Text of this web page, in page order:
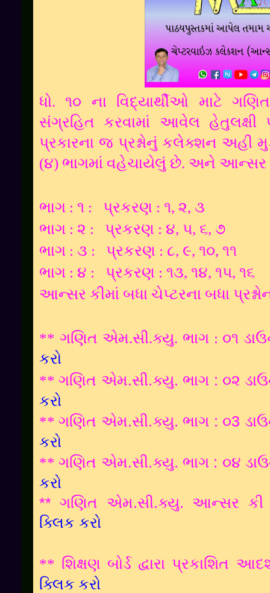
ધો. ૧૦ ના વિદ્યાર્થીઓ માટે
સંગ્રહિત કરવામાં આવેલ હેતુલક્ષી
પ્રકારના જ પ્રશ્નોનું કલેક્શન અહી
(૪) ભાગમાં વહેચાયેલું છે. અને આન્સર
ભાગ : ૧ :
પ્રકરણ : ૧, ૨, ૩
ભાગ : ૨ :
પ્રકરણ : ૪, ૫, ૬, ૭
ભાગ : ૩ :
પ્રકરણ : ૮, ૯, ૧૦, ૧૧
ભાગ : ૪ :
પ્રકરણ : ૧૩, ૧૪, ૧૫, ૧૬
આન્સર કીમાં બધા ચેપ્ટરના બધા
** ગણિત એમ.સી.ક્યુ. ભાગ : ૦૧
કરો
** ગણિત એમ.સી.ક્યુ. ભાગ : ૦૨
કરો
** ગણિત એમ.સી.ક્યુ. ભાગ : ૦3
કરો
** ગણિત એમ.સી.ક્યુ. ભાગ : ૦૪
કરો
** ગણિત એમ.સી.ક્યુ. આન્સર કી
ક્લિક કરો
** શિક્ષણ બોર્ડ દ્વારા પ્રકાશિત
ક્લિક કરો